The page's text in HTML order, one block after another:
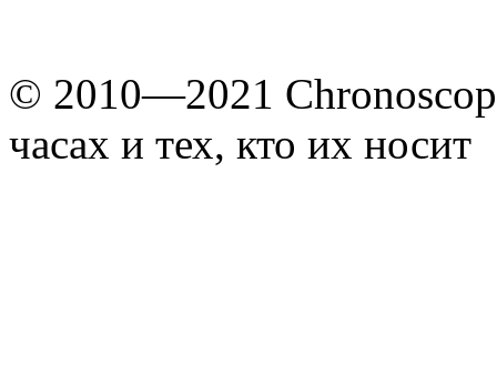
© 2010—2021
часах и тех, кто их носит